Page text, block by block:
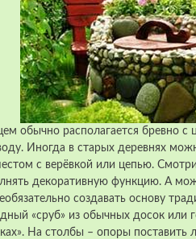
обычно располагается бревно
Иногда в старых деревнях
с верёвкой или цепью.
декоративную функцию. А
создавать основу
«сруб» из обычных досок
На столбы – опоры